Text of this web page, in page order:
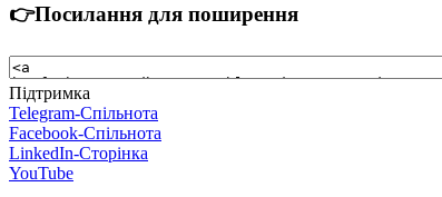
👉Посилання для поширення
Підтримка
Telegram-Спільнота
Facebook-Спільнота
LinkedIn-Сторінка
YouTube